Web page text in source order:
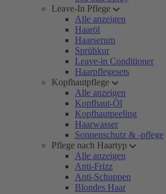
Leave-In Pflege
Alle anzeigen
Haaröl
Haarserum
Sprühkur
Leave-in Conditioner
Haarpflegesets
Kopfhautpflege
Alle anzeigen
Kopfhaut-Öl
Kopfhautpeeling
Haarwasser
Sonnenschutz & -pflege
Pflege nach Haartyp
Alle anzeigen
Anti-Frizz
Anti-Schuppen
Blondes Haar